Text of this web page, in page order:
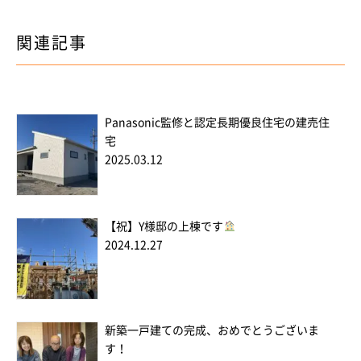
関連記事
Panasonic監修と認定長期優良住宅の建売住
宅
2025.03.12
【祝】Y様邸の上棟です
2024.12.27
新築一戸建ての完成、おめでとうございま
す！